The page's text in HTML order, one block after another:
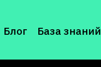
Блог База знаний